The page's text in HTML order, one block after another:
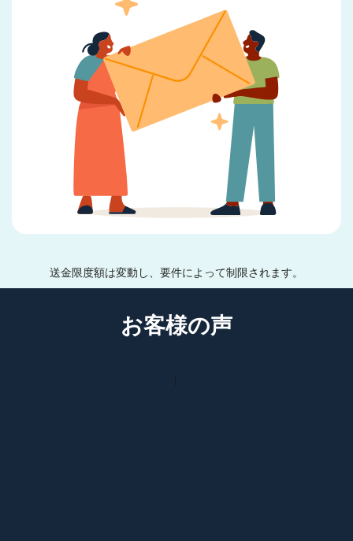
送金限度額は変動し、要件によって制限されます。
お客様の声